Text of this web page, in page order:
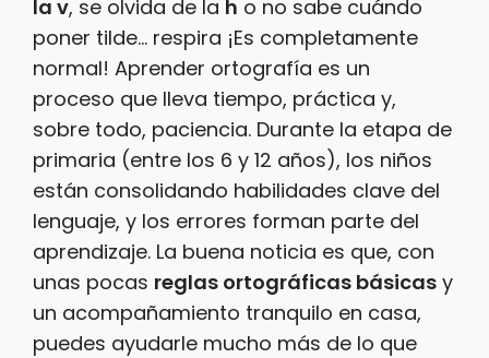
la v, se olvida de la h o no sabe cuándo
poner tilde… respira ¡Es completamente
normal! Aprender ortografía es un
proceso que lleva tiempo, práctica y,
sobre todo, paciencia. Durante la etapa de
primaria (entre los 6 y 12 años), los niños
están consolidando habilidades clave del
lenguaje, y los errores forman parte del
aprendizaje. La buena noticia es que, con
unas pocas reglas ortográficas básicas y
un acompañamiento tranquilo en casa,
puedes ayudarle mucho más de lo que